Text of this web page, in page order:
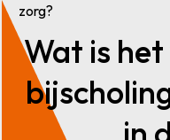
zorg?
Wat is